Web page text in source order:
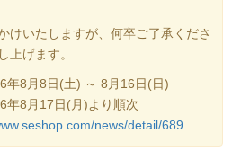
けいたしますが、何卒ご了承くださ
上げます。
8月8日(土) ～ 8月16日(日)
8月17日(月)より順次
news/detail/689